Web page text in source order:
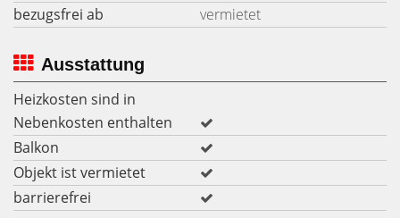
bezugsfrei ab
vermietet
Ausstattung
Heizkosten sind in
Nebenkosten enthalten
Balkon
Objekt ist vermietet
barrierefrei